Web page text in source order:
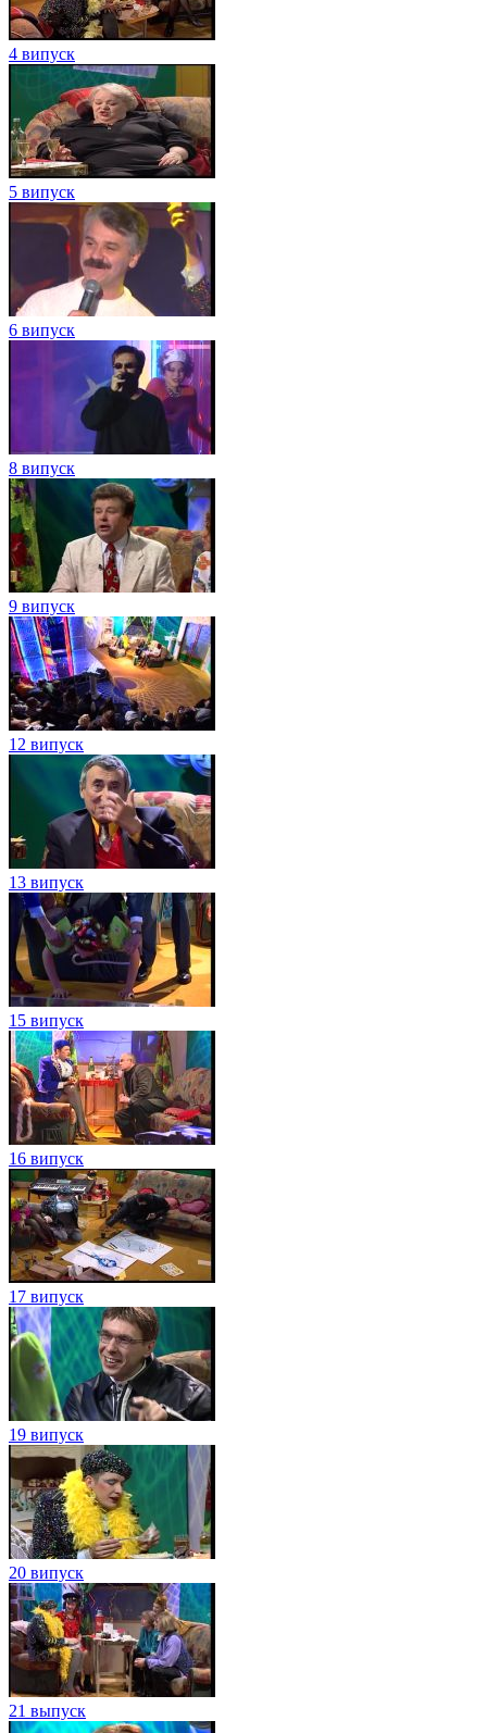
4 випуск
5 випуск
6 випуск
8 випуск
9 випуск
12 випуск
13 випуск
15 випуск
16 випуск
17 випуск
19 випуск
20 випуск
21 выпуск